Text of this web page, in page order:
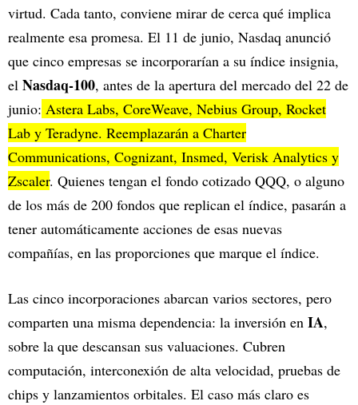
virtud. Cada tanto, conviene mirar de cerca qué implica
realmente esa promesa. El 11 de junio, Nasdaq anunció
que cinco empresas se incorporarían a su índice insignia,
el Nasdaq-100, antes de la apertura del mercado del 22 de
junio: Astera Labs, CoreWeave, Nebius Group, Rocket
Lab y Teradyne. Reemplazarán a Charter
Communications, Cognizant, Insmed, Verisk Analytics y
Zscaler. Quienes tengan el fondo cotizado QQQ, o alguno
de los más de 200 fondos que replican el índice, pasarán a
tener automáticamente acciones de esas nuevas
compañías, en las proporciones que marque el índice.
Las cinco incorporaciones abarcan varios sectores, pero
comparten una misma dependencia: la inversión en IA,
sobre la que descansan sus valuaciones. Cubren
computación, interconexión de alta velocidad, pruebas de
chips y lanzamientos orbitales. El caso más claro es